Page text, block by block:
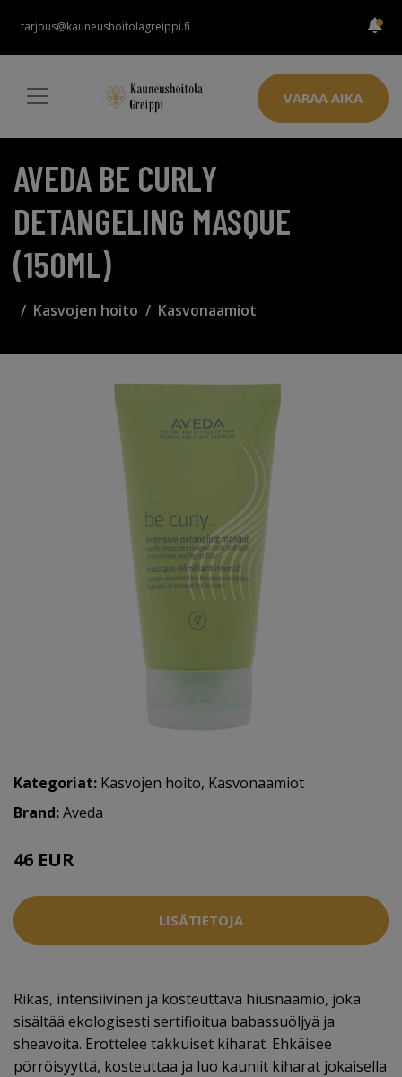
tarjous@kauneushoitolagreippi.fi
VARAA AIKA
AVEDA BE CURLY
DETANGELING MASQUE
(150ML)
Kasvojen hoito Kasvonaamiot
Kategoriat: Kasvojen hoito, Kasvonaamiot
Brand:Aveda
46 EUR
LISÄTIETOJA
Rikas, intensiivinen ja kosteuttava hiusnaamio, joka
sisältää ekologisesti sertifioitua babassuöljyä ja
sheavoita. Erottelee takkuiset kiharat. Ehkäisee
pörröisyyttä, kosteuttaa ja luo kauniit kiharat jokaisella